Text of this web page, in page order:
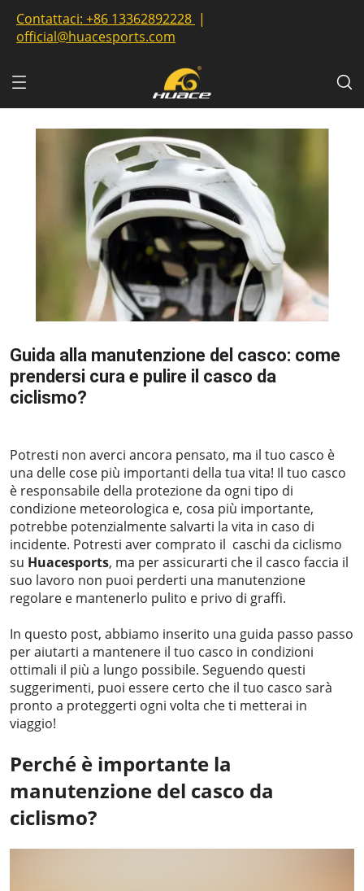
Contattaci: +86 13362892228 |
official@huacesports.com
Guida alla manutenzione del casco: come
prendersi cura e pulire il casco da
ciclismo?
Potresti non averci ancora pensato, ma il tuo casco è
una delle cose più importanti della tua vita! Il tuo casco
è responsabile della protezione da ogni tipo di
condizione meteorologica e, cosa più importante,
potrebbe potenzialmente salvarti la vita in caso di
incidente. Potresti aver comprato il caschi da ciclismo
su Huacesports, ma per assicurarti che il casco faccia il
suo lavoro non puoi perderti una manutenzione
regolare e mantenerlo pulito e privo di graffi.
In questo post, abbiamo inserito una guida passo passo
per aiutarti a mantenere il tuo casco in condizioni
ottimali il più a lungo possibile. Seguendo questi
suggerimenti, puoi essere certo che il tuo casco sarà
pronto a proteggerti ogni volta che ti metterai in
viaggio!
Perché è importante la
manutenzione del casco da
ciclismo?